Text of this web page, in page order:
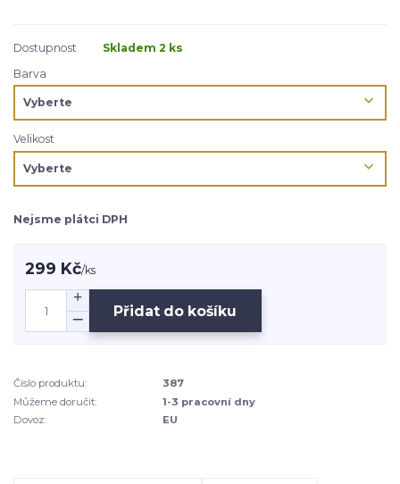
Dostupnost
Skladem 2 ks
Barva
Velikost
Nejsme plátci DPH
299 Kč/ks
Přidat do košíku
Číslo produktu:
387
Můžeme doručit:
1-3 pracovní dny
Dovoz:
EU